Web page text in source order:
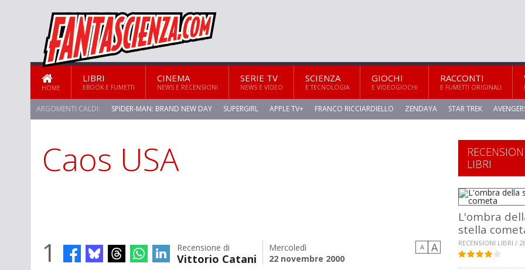
HOME
LIBRI
EBOOK E FUMETTI
CINEMA
NEWS E RECENSIONI
SERIE TV
NEWS E VIDEO
SCIENZA
E TECNOLOGIA
GIOCHI
E VIDEOGIOCHI
RACCONTI
E FUMETTI ORIGINALI
ARGOMENTI CALDI: SPIDER-MAN: BRAND NEW DAY SUPERGIRL APPLE TV+ FRANCO RICCIARDIELLO ZENDAYA STAR TREK
STAR TREK: STRANGE NEW WORLDS
Caos USA
1 Recensione di
Vittorio Catani
Mercoledì
22 novembre 2000
A A
LIBRI
L'ombra
stella
RECENSIONI LIBRI /